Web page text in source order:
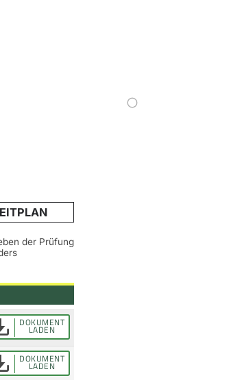
der Prüfung
DOKUMENT
LADEN
DOKUMENT
LADEN